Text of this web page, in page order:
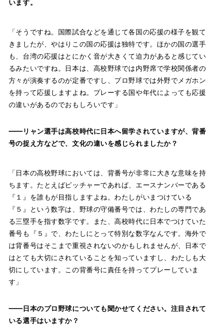
います。
「そうですね。国際試合などを通じて各国の応援の様子を観て
きましたが、やはりこの国の応援は独特です。ほかの国の選手
も、台湾の応援はとにかく音が大きくて迫力があると感じてい
るみたいですね。日本は、高校野球では内野席で学校関係者の
方々が演奏するのが定番ですし、プロ野球では外野でメガホン
を持って応援しますよね。プレーする国や年代によっても応援
の違いがあるのでおもしろいです」
——リャン選手は高校時代に日本へ留学されていますが、背番
号の捉え方などで、文化の違いを感じられましたか？
「日本の高校野球においては、背番号が非常に大きな意味を持
ちます。たとえばピッチャーであれば、エースナンバーである
『１』を誰もが目指しますよね。わたしがいまつけている
『５』という数字は、野球の守備番号では、わたしの専門であ
る三塁手を指す数字です。また、高校時代に日本でつけていた
番号も『５』で、わたしにとって特別な数字なんです。海外で
は背番号はそこまで重視されないのかもしれませんが、日本で
はとても大切にされていることを知っていますし、わたしも大
切にしています。この背番号に責任を持ってプレーしていま
す」
——日本のプロ野球についても聞かせてください。注目されて
いる選手はいますか？